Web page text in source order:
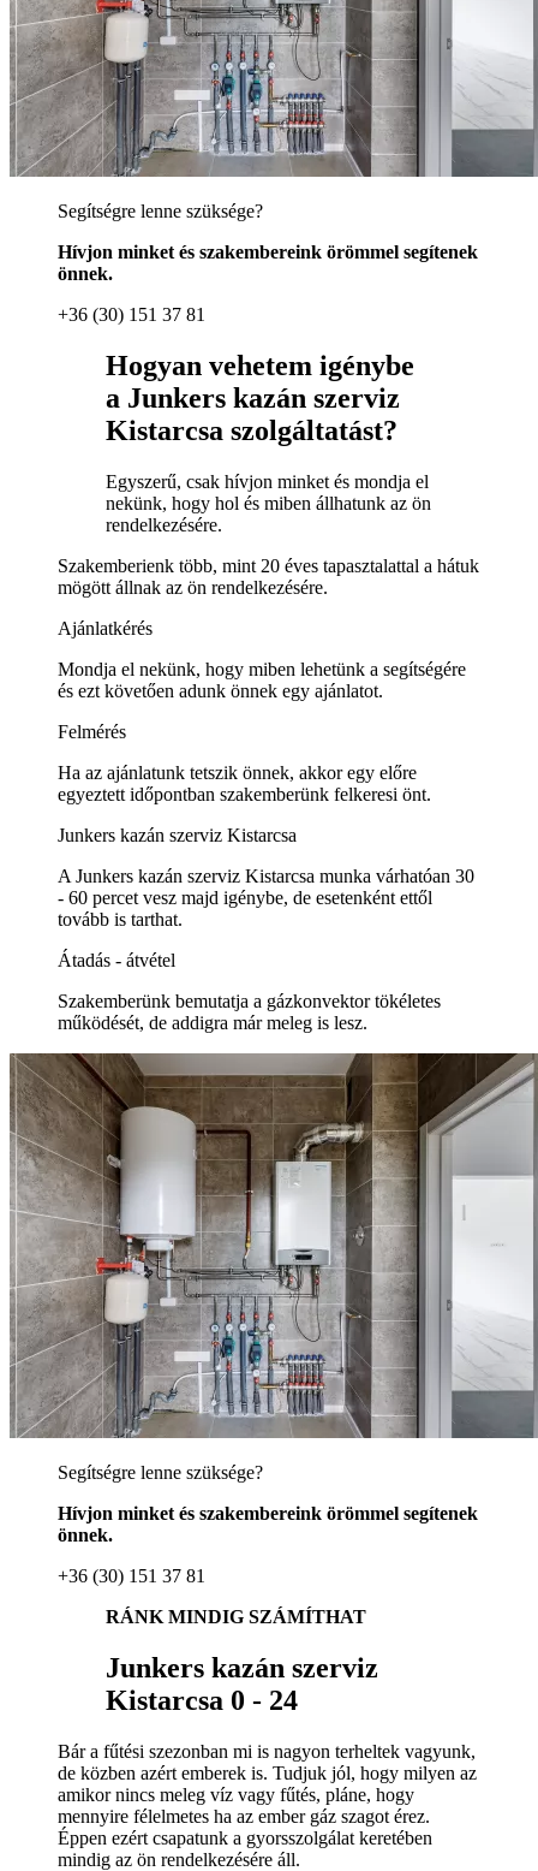
Segítségre lenne szüksége?
Hívjon minket és szakembereink örömmel segítenek
önnek.
+36 (30) 151 37 81
Hogyan vehetem igénybe
a Junkers kazán szerviz
Kistarcsa szolgáltatást?
Egyszerű, csak hívjon minket és mondja el
nekünk, hogy hol és miben állhatunk az ön
rendelkezésére.
Szakemberienk több, mint 20 éves tapasztalattal a hátuk
mögött állnak az ön rendelkezésére.
Ajánlatkérés
Mondja el nekünk, hogy miben lehetünk a segítségére
és ezt követően adunk önnek egy ajánlatot.
Felmérés
Ha az ajánlatunk tetszik önnek, akkor egy előre
egyeztett időpontban szakemberünk felkeresi önt.
Junkers kazán szerviz Kistarcsa
A Junkers kazán szerviz Kistarcsa munka várhatóan 30
- 60 percet vesz majd igénybe, de esetenként ettől
tovább is tarthat.
Átadás - átvétel
Szakemberünk bemutatja a gázkonvektor tökéletes
működését, de addigra már meleg is lesz.
Segítségre lenne szüksége?
Hívjon minket és szakembereink örömmel segítenek
önnek.
+36 (30) 151 37 81
RÁNK MINDIG SZÁMÍTHAT
Junkers kazán szerviz
Kistarcsa 0 - 24
Bár a fűtési szezonban mi is nagyon terheltek vagyunk,
de közben azért emberek is. Tudjuk jól, hogy milyen az
amikor nincs meleg víz vagy fűtés, pláne, hogy
mennyire félelmetes ha az ember gáz szagot érez.
Éppen ezért csapatunk a gyorsszolgálat keretében
mindig az ön rendelkezésére áll.